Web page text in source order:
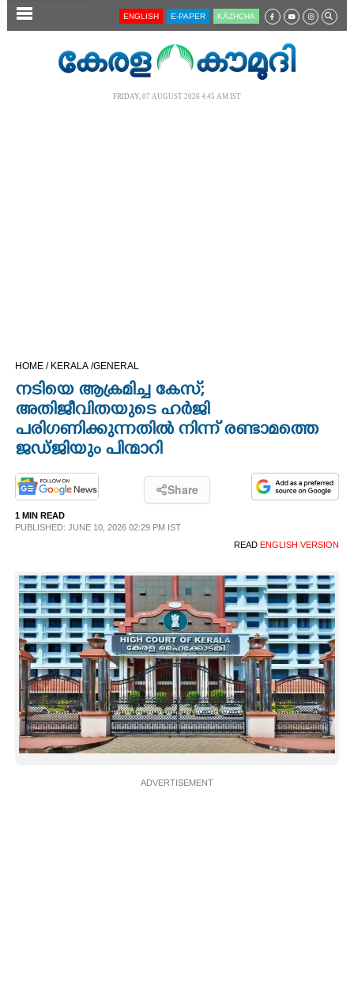
SECTIONS
CINEMA
OPINION
INFO+
ART
ASTRO
CARTOONS
ENGLISH E-PAPER KĀZHCHA
FRIDAY, 07 AUGUST 2026 4.45 AM IST
HOME / KERALA /GENERAL
നടിയെ ആക്രമിച്ച കേസ്;
അതിജീവിതയുടെ ഹർജി
പരിഗണിക്കുന്നതിൽ നിന്ന് രണ്ടാമത്തെ
ജഡ്ജിയും പിന്മാറി
Share
1 MIN READ
PUBLISHED: JUNE 10, 2026 02:29 PM IST
READ ENGLISH VERSION
ADVERTISEMENT